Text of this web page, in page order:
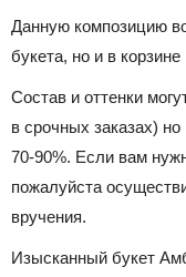
Данную композицию
букета, но и в
Состав и оттенки
в срочных заказах)
70-90%. Если вам
пожалуйста
вручения.
Изысканный букет